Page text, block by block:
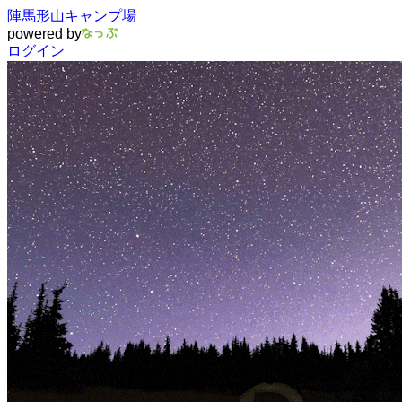
陣馬形山キャンプ場
powered by
ログイン